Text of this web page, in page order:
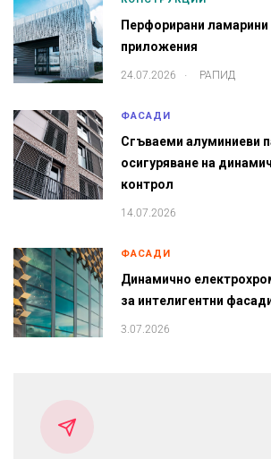
Перфорирани
приложения
24.07.2026 РАПИД
ФАСАДИ
Сгъваеми алуминиеви
осигуряване на
контрол
14.07.2026
ФАСАДИ
Динамично
за интелигентни
3.07.2026